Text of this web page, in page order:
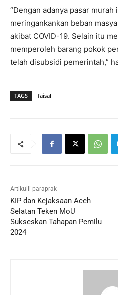
“Dengan adanya pasar
meringankankan beban
akibat COVID-19. Selain itu
memperoleh barang pokok
telah disubsidi pemerintah,”
TAGS faisal
Artikulli paraprak
KIP dan Kejaksaan Aceh
Selatan Teken MoU
Sukseskan Tahapan Pemilu
2024